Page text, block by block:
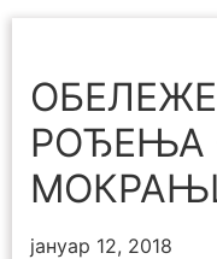
РОЂЕЊА
јануар 12, 2018